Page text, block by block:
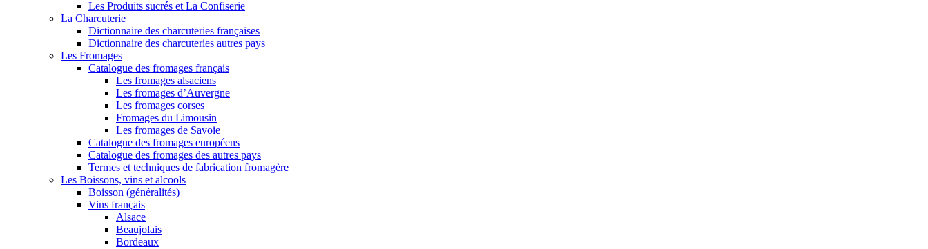
Les Produits sucrés et La Confiserie
La Charcuterie
Dictionnaire des charcuteries françaises
Dictionnaire des charcuteries autres pays
Les Fromages
Catalogue des fromages français
Les fromages alsaciens
Les fromages d’Auvergne
Les fromages corses
Fromages du Limousin
Les fromages de Savoie
Catalogue des fromages européens
Catalogue des fromages des autres pays
Termes et techniques de fabrication fromagère
Les Boissons, vins et alcools
Boisson (généralités)
Vins français
Alsace
Beaujolais
Bordeaux